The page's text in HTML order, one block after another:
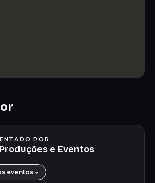
POR
e Eventos
eventos